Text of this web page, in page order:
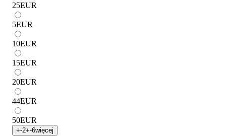
25EUR
5EUR
10EUR
15EUR
20EUR
44EUR
50EUR
+-2+-6więcej